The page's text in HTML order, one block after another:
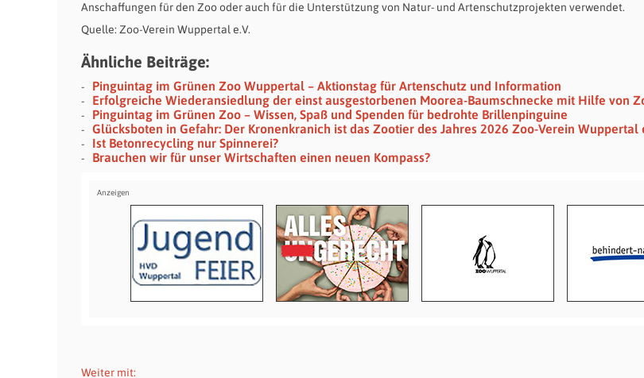
Anschaffungen für den Zoo oder auch für die Unterstützung von Natur- und Artenschutzprojekten verwendet.
Quelle: Zoo-Verein Wuppertal e.V.
Ähnliche Beiträge:
Pinguintag im Grünen Zoo Wuppertal – Aktionstag für Artenschutz und Information
Erfolgreiche Wiederansiedlung der einst ausgestorbenen Moorea-Baumschnecke mit Hilfe von
Pinguintag im Grünen Zoo – Wissen, Spaß und Spenden für bedrohte Brillenpinguine
Glücksboten in Gefahr: Der Kronenkranich ist das Zootier des Jahres 2026 Zoo-Verein Wuppertal
Ist Betonrecycling nur Spinnerei?
Brauchen wir für unser Wirtschaften einen neuen Kompass?
Weiter mit: